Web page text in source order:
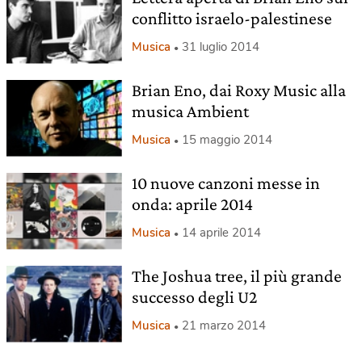
conflitto israelo-palestinese
Musica 31 luglio 2014
Brian Eno, dai Roxy Music alla
musica Ambient
Musica 15 maggio 2014
10 nuove canzoni messe in
onda: aprile 2014
Musica 14 aprile 2014
The Joshua tree, il più grande
successo degli U2
Musica 21 marzo 2014